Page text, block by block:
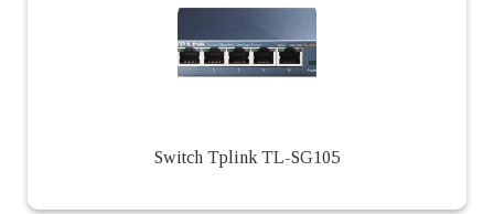
Switch Tplink TL-SG105